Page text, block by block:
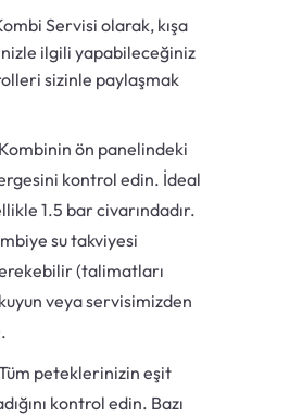
Servisi olarak, kışa
ilgili yapabileceğiniz
sizinle paylaşmak
Kombinin ön panelindeki
kontrol edin. İdeal
1.5 bar civarındadır.
su takviyesi
(talimatları
veya servisimizden
peteklerinizin eşit
kontrol edin. Bazı